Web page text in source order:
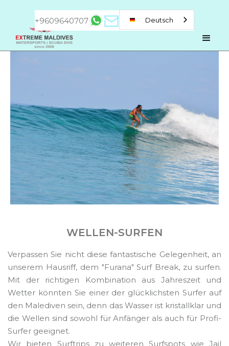
Deutsch
+9609640707
WELLEN-SURFEN
Verpassen Sie nicht diese fantastische Gelegenheit, an
unserem Hausriff, dem "Furana" Surf Break, zu surfen.
Mit der richtigen Kombination aus Jahreszeit und
Wetter könnten Sie einer der glücklichsten Surfer auf
den Malediven sein, denn das Wasser ist kristallklar und
die Wellen sind sowohl für Anfänger als auch für Profi-
Surfer geeignet.
Wir bieten Surftrips zu weiteren Surfspots wie Jail